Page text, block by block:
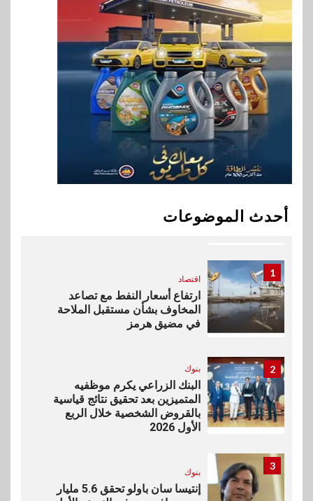
أحدث الموضوعات
هواوي: هاتف nova 15
Max بطارية ضخمة وتصميم متين
جهازًا مثاليًا للشباب
9 اقتصاد
إي اف چي فاينانس تستعرض
خطط نمو «بلد» لتعزيز حضورها
في سوق تحويلات المصريين
بالخارج
بيان توضيحي صادر عن شركة
ناتجاس
1
اقتصاد
ارتفاع أسعار النفط مع تصاعد
المخاوف بشأن مستقبل الملاحة
في مضيق هرمز
2 بنوك
البنك الزراعي يكرم موظفيه
المتميزين بعد تحقيق نتائج قياسية
بالقروض الشخصية خلال الربع
الأول 2026
3
بنوك
إنتيسا سان باولو تحقق 5.6 مليار